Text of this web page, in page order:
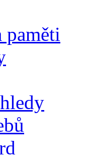
paměti